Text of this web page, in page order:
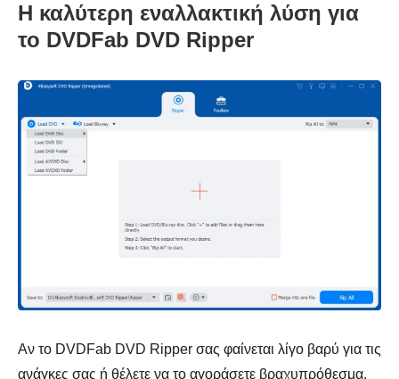
Η καλύτερη εναλλακτική λύση για
το DVDFab DVD Ripper
Αν το DVDFab DVD Ripper σας φαίνεται λίγο βαρύ για τις
ανάγκες σας ή θέλετε να το αγοράσετε βραχυπρόθεσμα,